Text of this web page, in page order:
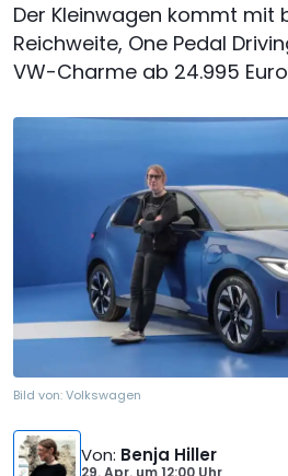
Der Kleinwagen kommt mit
Reichweite, One Pedal
VW-Charme ab 24.995 Euro
Bild von:Volkswagen
Von: Benja Hiller